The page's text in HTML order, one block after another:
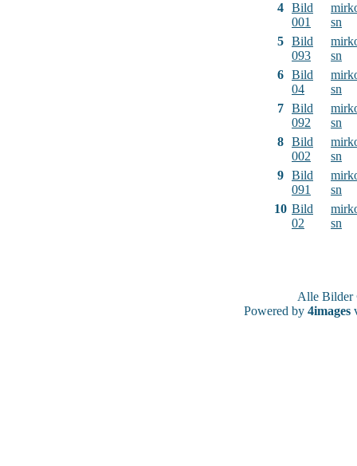
4 Bild
001
sn
5 Bild
093
sn
6 Bild
04
sn
7 Bild
092
sn
8 Bild
002
sn
9 Bild
091
sn
10 Bild
02
sn
Alle
Powered by 4images